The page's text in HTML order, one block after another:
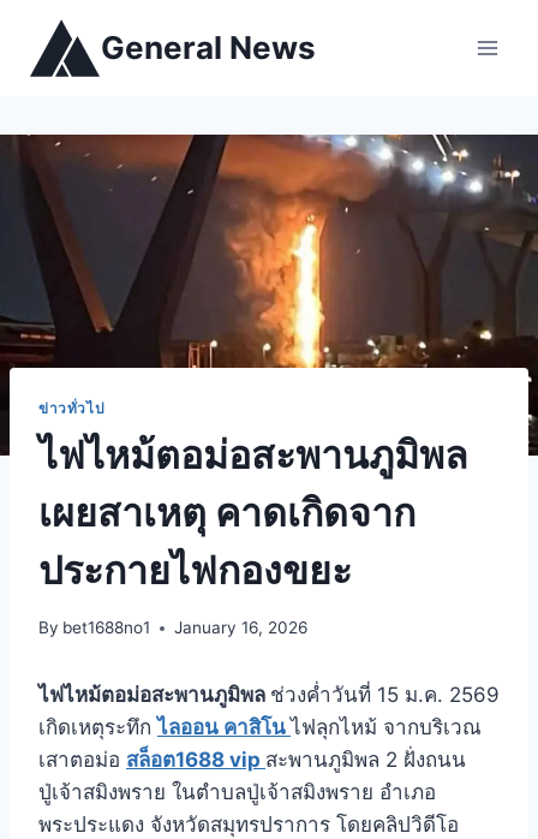
General News
ข่าวทั่วไป
ไฟไหม้ตอม่อสะพานภูมิพล
เผยสาเหตุ คาดเกิดจาก
ประกายไฟกองขยะ
By bet1688no1 January 16, 2026
ไฟไหม้ตอม่อสะพานภูมิพล ช่วงค่ำวันที่ 15 ม.ค. 2569
เกิดเหตุระทึกไลออน คาสิโนไฟลุกไหม้ จากบริเวณ
เสาตอม่อ สล็อต1688 vip สะพานภูมิพล 2 ฝั่งถนน
ปู่เจ้าสมิงพราย ในตำบลปู่เจ้าสมิงพราย อำเภอ
พระประแดง จังหวัดสมุทรปราการ โดยคลิปวิดีโอ